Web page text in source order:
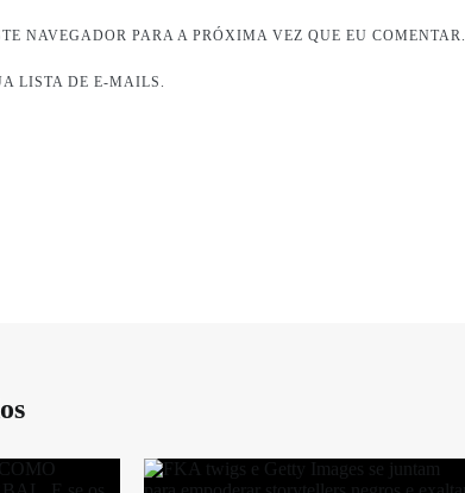
NAVEGADOR PARA A PRÓXIMA VEZ QUE EU COMENTAR.
LISTA DE E-MAILS.